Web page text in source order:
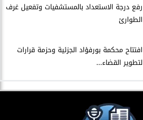
​رفع درجة الاستعداد بالمستشفيات وتفعيل غرف
الطوارئ
افتتاح محكمة بورفؤاد الجزئية وحزمة قرارات
لتطوير القضاء...